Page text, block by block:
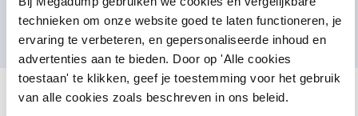
technieken om onze website goed te laten functioneren, je
ervaring te verbeteren, en gepersonaliseerde inhoud en
advertenties aan te bieden. Door op 'Alle cookies
toestaan' te klikken, geef je toestemming voor het gebruik
van alle cookies zoals beschreven in ons beleid.
E-mailadres
Aanmelden